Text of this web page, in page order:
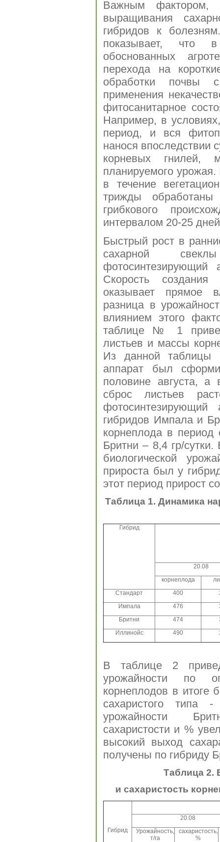
Важным фактором,
выращивания
гибридов к
показывает, что
обоснованных
перехода на
обработки почвы
применения
фитосанитарное
Например, в
период, и вся
нанося впоследствии
корневых
планируемого
в течение
трижды обработаны
грибкового
интервалом 20-25
Быстрый рост в
сахарной
Скорость создания
оказывает прямое
разница в
влиянием этого
таблице № 1
листьев и массы
Из данной таблицы
аппарат был
половине августа, а
сброс листьев
гибридов Импала и
корнеплода в
Бритни – 8,4 гр/
биологической
прироста был у
этот период прирост
Таблица 1. Динамика
Гибрид
20.08
корнеплода
Стандарт
400
Импала
476
Бритни
474
Иллинойс
490
В таблице 2
урожайности по
корнеплодов в итоге
сахаристого
урожайности
сахаристости и %
высокий выход
получены по гибриду
Таблица 2.
и сахаристость
Гибрид
20.08
Урожайность,
т/га
сахаристость,
%